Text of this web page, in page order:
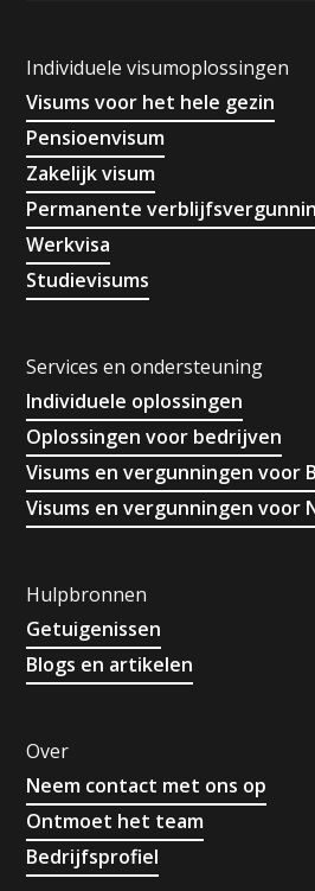
Individuele visumoplossingen
Visums voor het hele gezin
Pensioenvisum
Zakelijk visum
Permanente
Werkvisa
Studievisums
Services en ondersteuning
Individuele oplossingen
Oplossingen voor bedrijven
Visums en vergunningen voor
Visums en vergunningen voor
Hulpbronnen
Getuigenissen
Blogs en artikelen
Over
Neem contact met ons op
Ontmoet het team
Bedrijfsprofiel